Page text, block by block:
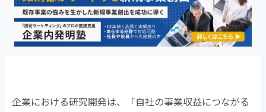
o
k
企業における研究開発は、「自社の事業収益につながる